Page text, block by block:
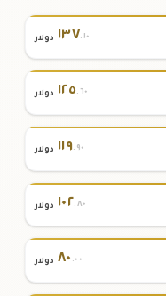
١٣٧.١٠ دولار
١٢٥.٦٠ دولار
١١٩.٩٠ دولار
١٠٢.٨٠ دولار
٨٠ .٠٠ دولار